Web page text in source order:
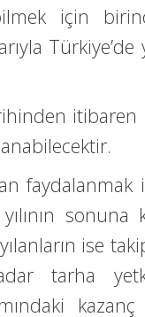
için
Türkiye’de
itibaren
faydalanmak
sonuna
ise
tarha